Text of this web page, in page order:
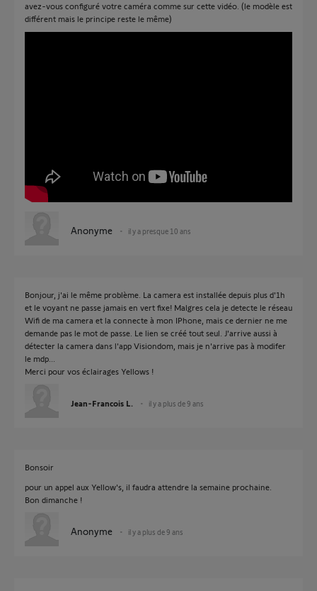
avez-vous configuré votre caméra comme sur cette vidéo. (le modèle est
différent mais le principe reste le même)
Anonyme il y a presque 10 ans
Bonjour, j'ai le même problème. La camera est installée depuis plus d'1h
et le voyant ne passe jamais en vert fixe! Malgres cela je detecte le réseau
Wifi de ma camera et la connecte à mon IPhone, mais ce dernier ne me
demande pas le mot de passe. Le lien se créé tout seul. J'arrive aussi à
détecter la camera dans l'app Visiondom, mais je n'arrive pas à modifer
le mdp...
Merci pour vos éclairages Yellows !
Jean-Francois L. il y a plus de 9 ans
Bonsoir
pour un appel aux Yellow's, il faudra attendre la semaine prochaine.
Bon dimanche !
Anonyme il y a plus de 9 ans